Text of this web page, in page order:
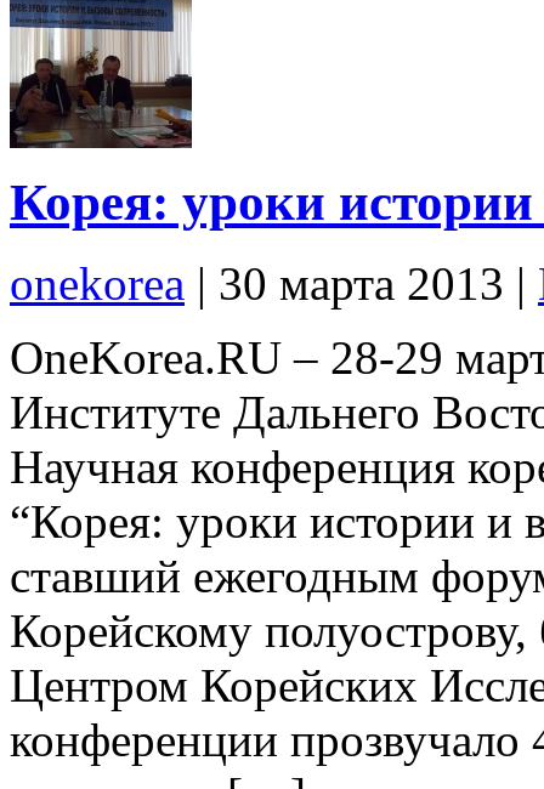
Корея: уроки
onekorea | 30 марта 2013 |
OneKorea.RU – 28-29
Институте Дальнего
Научная конференция
“Корея: уроки истории и
ставший ежегодным
Корейскому
Центром Корейских
конференции